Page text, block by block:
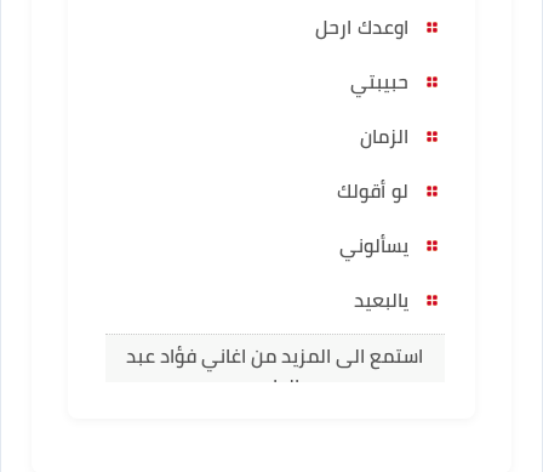
اوعدك ارحل
حبيبتي
الزمان
لو أقولك
يسألوني
يالبعيد
استمع الى المزيد من اغاني فؤاد عبد
الواحد